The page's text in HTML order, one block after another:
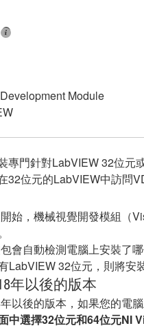
Module
專門針對LabVIEW 32位元
32位元的LabVIEW中訪問
始，機械視覺開發模組（
會自動檢測電腦上安裝了
LabVIEW 32位元，則將安
年以後的版本
以後的版本，如果您的電
中選擇32位元和64位元NI